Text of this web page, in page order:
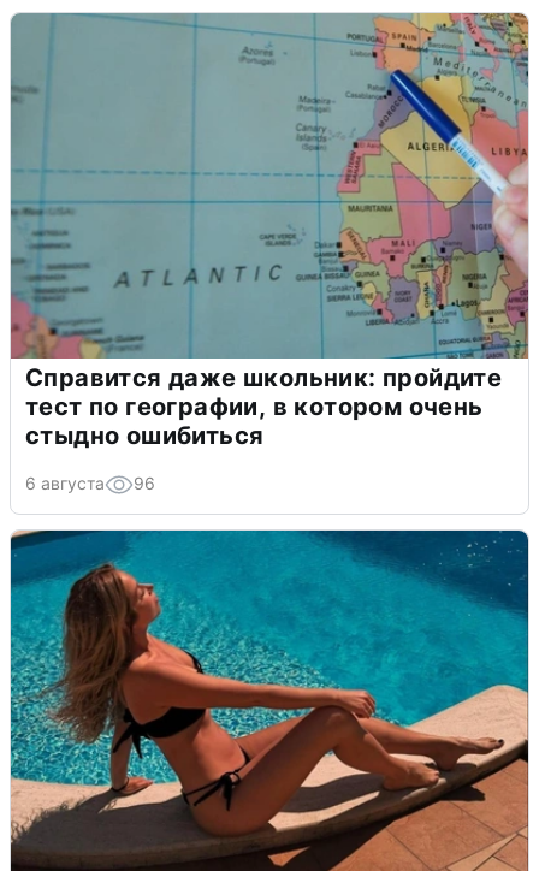
Справится даже школьник: пройдите
тест по географии, в котором очень
стыдно ошибиться
6 августа 96